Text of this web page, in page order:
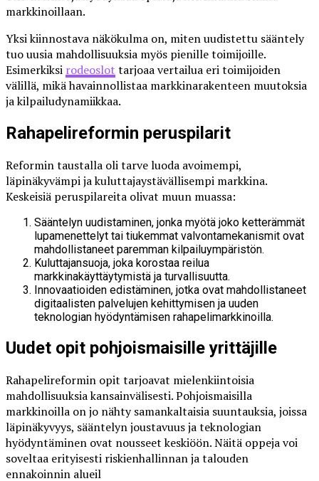
markkinoillaan.
Yksi kiinnostava näkökulma on, miten uudistettu sääntely
tuo uusia mahdollisuuksia myös pienille toimijoille.
Esimerkiksi rodeoslot tarjoaa vertailua eri toimijoiden
välillä, mikä havainnollistaa markkinarakenteen muutoksia
ja kilpailudynamiikkaa.
Rahapelireformin peruspilarit
Reformin taustalla oli tarve luoda avoimempi,
läpinäkyvämpi ja kuluttajaystävällisempi markkina.
Keskeisiä peruspilareita olivat muun muassa:
Sääntelyn uudistaminen, jonka myötä joko ketterämmät
lupamenettelyt tai tiukemmat valvontamekanismit ovat
mahdollistaneet paremman kilpailuympäristön.
Kuluttajansuoja, joka korostaa reilua
markkinakäyttäytymistä ja turvallisuutta.
Innovaatioiden edistäminen, jotka ovat mahdollistaneet
digitaalisten palvelujen kehittymisen ja uuden
teknologian hyödyntämisen rahapelimarkkinoilla.
Uudet opit pohjoismaisille yrittäjille
Rahapelireformin opit tarjoavat mielenkiintoisia
mahdollisuuksia kansainvälisesti. Pohjoismaisilla
markkinoilla on jo nähty samankaltaisia suuntauksia, joissa
läpinäkyvyys, sääntelyn joustavuus ja teknologian
hyödyntäminen ovat nousseet keskiöön. Näitä oppeja voi
soveltaa erityisesti riskienhallinnan ja talouden
ennakoinnin alueil